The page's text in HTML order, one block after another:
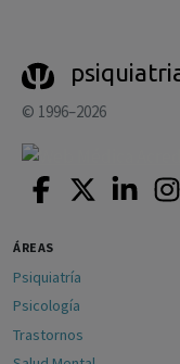
© 1996–2026
ÁREAS
Psiquiatría
Psicología
Trastornos